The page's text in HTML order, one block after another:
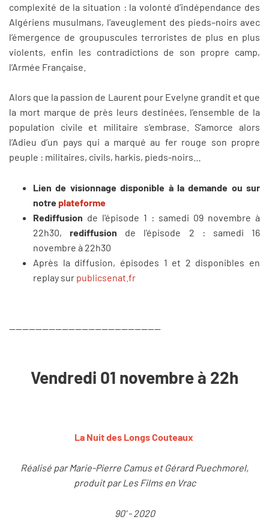
complexité de la situation : la volonté d’indépendance des
Algériens musulmans, l’aveuglement des pieds–noirs avec
l’émergence de groupuscules terroristes de plus en plus
violents, enfin les contradictions de son propre camp,
l’Armée Française.
Alors que la passion de Laurent pour Evelyne grandit et que
la mort marque de près leurs destinées, l’ensemble de la
population civile et militaire s’embrase. S’amorce alors
l’Adieu d’un pays qui a marqué au fer rouge son propre
peuple : militaires, civils, harkis, pieds-noirs…
Lien de visionnage disponible à la demande ou sur
notre plateforme
Rediffusion de l'épisode 1 : samedi 09 novembre à
22h30,rediffusion de l'épisode 2 : samedi 16
novembre à 22h30
Après la diffusion, épisodes 1 et 2 disponibles en
replay sur publicsenat.fr
----------------------------------------------
Vendredi 01 novembre à 22h
La Nuit des Longs Couteaux
Réalisé par Marie-Pierre Camus et Gérard Puechmorel,
produit par Les Films en Vrac
90' - 2020